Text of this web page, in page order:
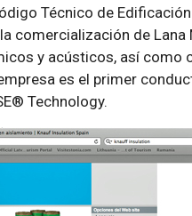
Técnico de
comercialización de Lana
y acústicos, así como
es el primer
Technology.